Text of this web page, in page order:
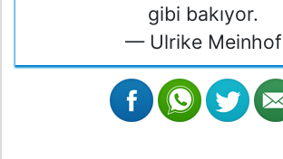
gibi bakıyor.
— Ulrike Meinhof